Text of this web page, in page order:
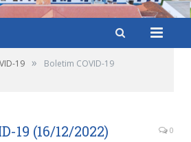
19 »
Boletim COVID-19
19 (16/12/2022) 0